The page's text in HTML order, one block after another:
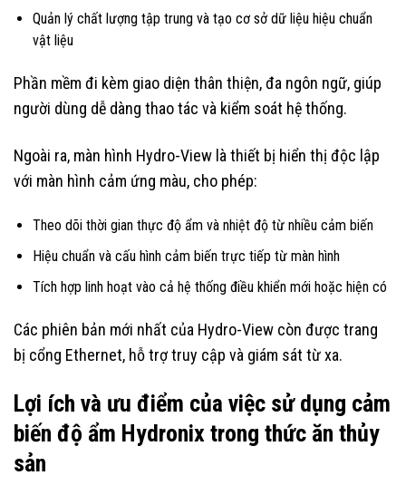
Quản lý chất lượng tập trung và tạo cơ sở dữ liệu hiệu chuẩn
vật liệu
Phần mềm đi kèm giao diện thân thiện, đa ngôn ngữ, giúp
người dùng dễ dàng thao tác và kiểm soát hệ thống.
Ngoài ra, màn hình Hydro-View là thiết bị hiển thị độc lập
với màn hình cảm ứng màu, cho phép:
Theo dõi thời gian thực độ ẩm và nhiệt độ từ nhiều cảm biến
Hiệu chuẩn và cấu hình cảm biến trực tiếp từ màn hình
Tích hợp linh hoạt vào cả hệ thống điều khiển mới hoặc hiện có
Các phiên bản mới nhất của Hydro-View còn được trang
bị cổng Ethernet, hỗ trợ truy cập và giám sát từ xa.
Lợi ích và ưu điểm của việc sử dụng cảm
biến độ ẩm Hydronix trong thức ăn thủy
sản